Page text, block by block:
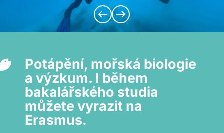
Potápění, mořská biologie
a výzkum. I během
bakalářského studia
můžete vyrazit na
Erasmus.